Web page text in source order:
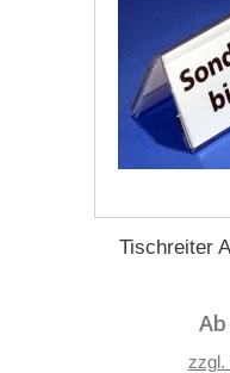
Tischreiter
zzgl.